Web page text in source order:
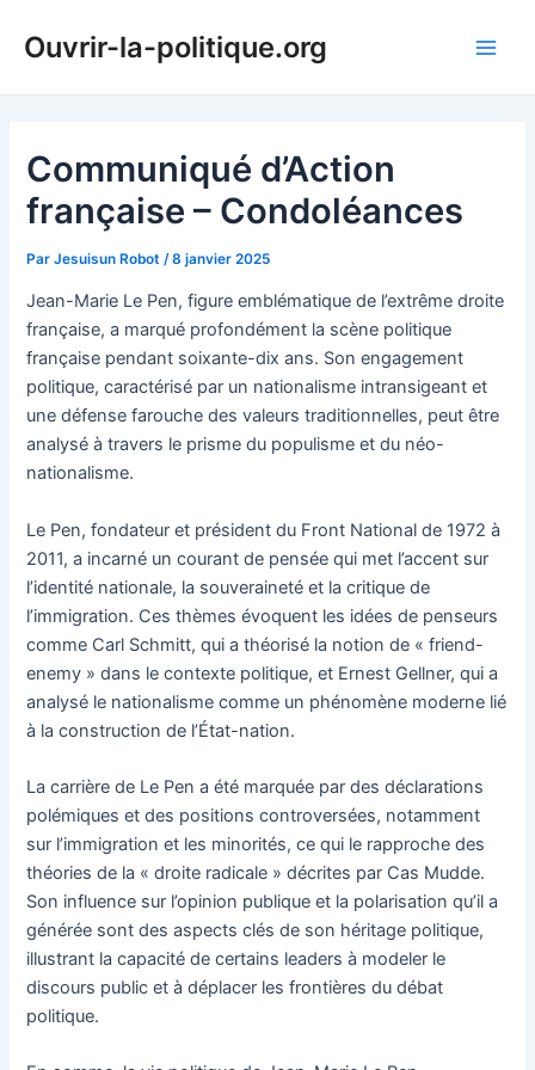
Ouvrir-la-politique.org
Communiqué d’Action
française – Condoléances
ParJesuisun Robot /8 janvier 2025
Jean-Marie Le Pen, figure emblématique de l’extrême droite
française, a marqué profondément la scène politique
française pendant soixante-dix ans. Son engagement
politique, caractérisé par un nationalisme intransigeant et
une défense farouche des valeurs traditionnelles, peut être
analysé à travers le prisme du populisme et du néo-
nationalisme.
Le Pen, fondateur et président du Front National de 1972 à
2011, a incarné un courant de pensée qui met l’accent sur
l’identité nationale, la souveraineté et la critique de
l’immigration. Ces thèmes évoquent les idées de penseurs
comme Carl Schmitt, qui a théorisé la notion de « friend-
enemy » dans le contexte politique, et Ernest Gellner, qui a
analysé le nationalisme comme un phénomène moderne lié
à la construction de l’État-nation.
La carrière de Le Pen a été marquée par des déclarations
polémiques et des positions controversées, notamment
sur l’immigration et les minorités, ce qui le rapproche des
théories de la « droite radicale » décrites par Cas Mudde.
Son influence sur l’opinion publique et la polarisation qu’il a
générée sont des aspects clés de son héritage politique,
illustrant la capacité de certains leaders à modeler le
discours public et à déplacer les frontières du débat
politique.